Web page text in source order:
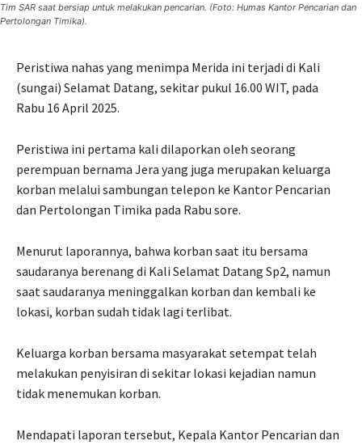
Tim SAR saat bersiap untuk melakukan pencarian. (Foto: Humas Kantor Pencarian dan
Pertolongan Timika).
Peristiwa nahas yang menimpa Merida ini terjadi di Kali
(sungai) Selamat Datang, sekitar pukul 16.00 WIT, pada
Rabu 16 April 2025.
Peristiwa ini pertama kali dilaporkan oleh seorang
perempuan bernama Jera yang juga merupakan keluarga
korban melalui sambungan telepon ke Kantor Pencarian
dan Pertolongan Timika pada Rabu sore.
Menurut laporannya, bahwa korban saat itu bersama
saudaranya berenang di Kali Selamat Datang Sp2, namun
saat saudaranya meninggalkan korban dan kembali ke
lokasi, korban sudah tidak lagi terlibat.
Keluarga korban bersama masyarakat setempat telah
melakukan penyisiran di sekitar lokasi kejadian namun
tidak menemukan korban.
Mendapati laporan tersebut, Kepala Kantor Pencarian dan